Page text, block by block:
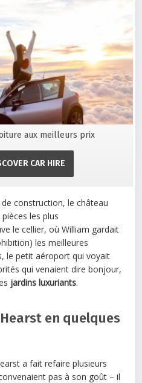
aux meilleurs prix
CAR HIRE
de construction, le château
les plus
le cellier, où William gardait
les meilleures
le petit aéroport qui voyait
qui venaient dire bonjour,
jardins luxuriants.
en quelques
a fait refaire plusieurs
pas à son goût – il